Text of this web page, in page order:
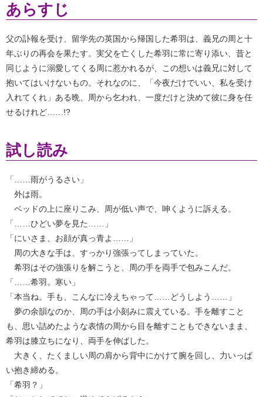
あらすじ
父の訃報を受け、留学先の英国から帰国した希羽は、義兄の周と十
年ぶりの再会を果たす。実父を亡くした希羽に常に寄り添い、昔と
同じように溺愛してくる周に惹かれるが、この想いは義兄に対して
抱いてはいけないもの。それなのに、「今夜だけでいい、私を受け
入れてくれ」ある晩、周から乞われ、一度だけと決めて彼に身を任
せるけれど……!?
試し読み
「……雨がうるさい」
外は雨。
ベッドの上に座りこみ、周が低い声で、呻くように訴える。
「……ひどい夢を見た……」
「にいさま、お顔が真っ青よ……」
周の大きな手は、すっかり強張ってしまっていた。
希羽はその強張りを解こうと、周の手を両手で包みこんだ。
「……希羽。寒い」
「本当ね。手も、こんなに冷えちゃって……どうしよう……」
夢の余韻なのか、周の手は小刻みに震えている。手を離すこと
も、思い詰めたような表情の周から目を離すこともできないまま、
希羽は膝立ちになり、両手を伸ばした。
大きく、たくましい周の肩から背中にかけて腕を回し、力いっぱ
い抱き締める。
「希羽？」